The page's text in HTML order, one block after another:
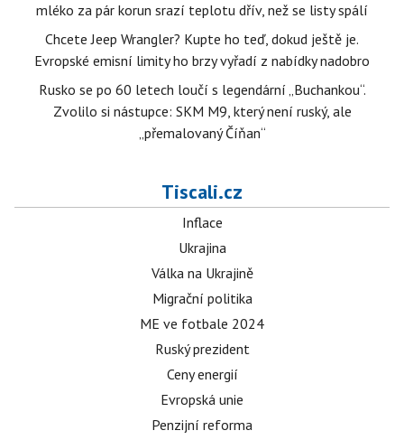
mléko za pár korun srazí teplotu dřív, než se listy spálí
Chcete Jeep Wrangler? Kupte ho teď, dokud ještě je.
Evropské emisní limity ho brzy vyřadí z nabídky nadobro
Rusko se po 60 letech loučí s legendární „Buchankou“.
Zvolilo si nástupce: SKM M9, který není ruský, ale
„přemalovaný Číňan“
Tiscali.cz
Inflace
Ukrajina
Válka na Ukrajině
Migrační politika
ME ve fotbale 2024
Ruský prezident
Ceny energií
Evropská unie
Penzijní reforma